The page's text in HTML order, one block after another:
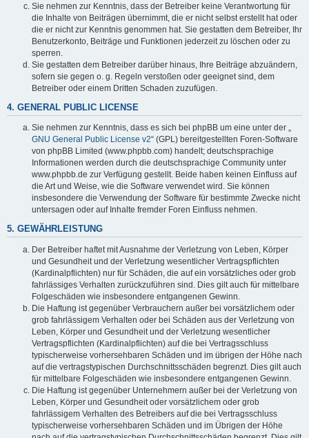
Sie nehmen zur Kenntnis, dass der Betreiber keine Verantwortung für
die Inhalte von Beiträgen übernimmt, die er nicht selbst erstellt hat oder
die er nicht zur Kenntnis genommen hat. Sie gestatten dem Betreiber, Ihr
Benutzerkonto, Beiträge und Funktionen jederzeit zu löschen oder zu
sperren.
Sie gestatten dem Betreiber darüber hinaus, Ihre Beiträge abzuändern,
sofern sie gegen o. g. Regeln verstoßen oder geeignet sind, dem
Betreiber oder einem Dritten Schaden zuzufügen.
4. GENERAL PUBLIC LICENSE
Sie nehmen zur Kenntnis, dass es sich bei phpBB um eine unter der „
GNU General Public License v2“ (GPL) bereitgestellten Foren-Software
von phpBB Limited (www.phpbb.com) handelt; deutschsprachige
Informationen werden durch die deutschsprachige Community unter
www.phpbb.de zur Verfügung gestellt. Beide haben keinen Einfluss auf
die Art und Weise, wie die Software verwendet wird. Sie können
insbesondere die Verwendung der Software für bestimmte Zwecke nicht
untersagen oder auf Inhalte fremder Foren Einfluss nehmen.
5. GEWÄHRLEISTUNG
Der Betreiber haftet mit Ausnahme der Verletzung von Leben, Körper
und Gesundheit und der Verletzung wesentlicher Vertragspflichten
(Kardinalpflichten) nur für Schäden, die auf ein vorsätzliches oder grob
fahrlässiges Verhalten zurückzuführen sind. Dies gilt auch für mittelbare
Folgeschäden wie insbesondere entgangenen Gewinn.
Die Haftung ist gegenüber Verbrauchern außer bei vorsätzlichem oder
grob fahrlässigem Verhalten oder bei Schäden aus der Verletzung von
Leben, Körper und Gesundheit und der Verletzung wesentlicher
Vertragspflichten (Kardinalpflichten) auf die bei Vertragsschluss
typischerweise vorhersehbaren Schäden und im übrigen der Höhe nach
auf die vertragstypischen Durchschnittsschäden begrenzt. Dies gilt auch
für mittelbare Folgeschäden wie insbesondere entgangenen Gewinn.
Die Haftung ist gegenüber Unternehmern außer bei der Verletzung von
Leben, Körper und Gesundheit oder vorsätzlichem oder grob
fahrlässigem Verhalten des Betreibers auf die bei Vertragsschluss
typischerweise vorhersehbaren Schäden und im Übrigen der Höhe